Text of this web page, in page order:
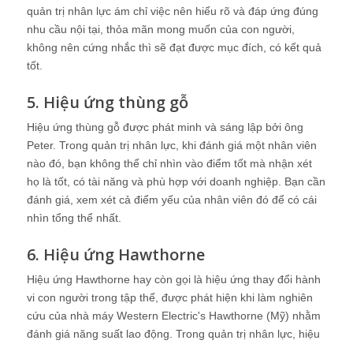
quản trị nhân lực ám chỉ việc nên hiểu rõ và đáp ứng đúng
nhu cầu nội tại, thỏa mãn mong muốn của con người,
không nên cứng nhắc thì sẽ đạt được mục đích, có kết quả
tốt.
5. Hiệu ứng thùng gỗ
Hiệu ứng thùng gỗ được phát minh và sáng lập bởi ông
Peter. Trong quản trị nhân lực, khi đánh giá một nhân viên
nào đó, bạn không thể chỉ nhìn vào điểm tốt mà nhận xét
họ là tốt, có tài năng và phù hợp với doanh nghiệp. Bạn cần
đánh giá, xem xét cả điểm yếu của nhân viên đó để có cái
nhìn tổng thể nhất.
6. Hiệu ứng Hawthorne
Hiệu ứng Hawthorne hay còn gọi là hiệu ứng thay đổi hành
vi con người trong tập thể, được phát hiện khi làm nghiên
cứu của nhà máy Western Electric's Hawthorne (Mỹ) nhằm
đánh giá năng suất lao động. Trong quản trị nhân lực, hiệu